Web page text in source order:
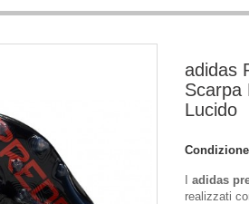
adidas
Scarpa
Lucido
adidas
realizzati